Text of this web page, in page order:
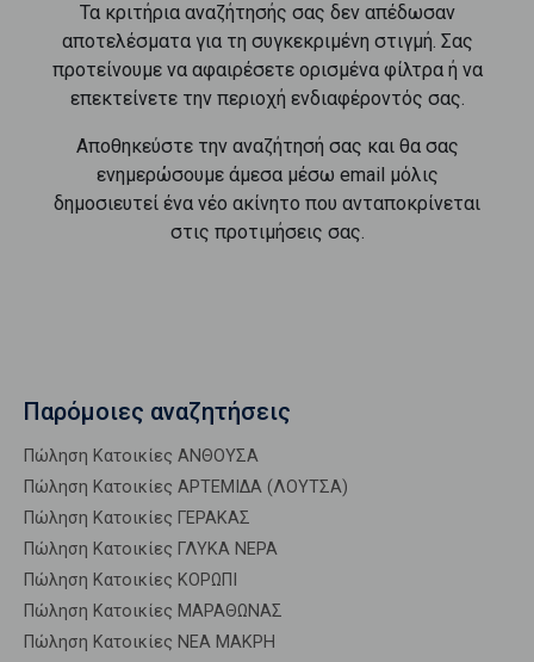
Τα κριτήρια αναζήτησής σας δεν απέδωσαν
αποτελέσματα για τη συγκεκριμένη στιγμή. Σας
προτείνουμε να αφαιρέσετε ορισμένα φίλτρα ή να
επεκτείνετε την περιοχή ενδιαφέροντός σας.
Αποθηκεύστε την αναζήτησή σας και θα σας
ενημερώσουμε άμεσα μέσω email μόλις
δημοσιευτεί ένα νέο ακίνητο που ανταποκρίνεται
στις προτιμήσεις σας.
Παρόμοιες αναζητήσεις
Πώληση Κατοικίες ΑΝΘΟΥΣΑ
Πώληση Κατοικίες ΑΡΤΕΜΙΔΑ (ΛΟΥΤΣΑ)
Πώληση Κατοικίες ΓΕΡΑΚΑΣ
Πώληση Κατοικίες ΓΛΥΚΑ ΝΕΡΑ
Πώληση Κατοικίες ΚΟΡΩΠΙ
Πώληση Κατοικίες ΜΑΡΑΘΩΝΑΣ
Πώληση Κατοικίες ΝΕΑ ΜΑΚΡΗ